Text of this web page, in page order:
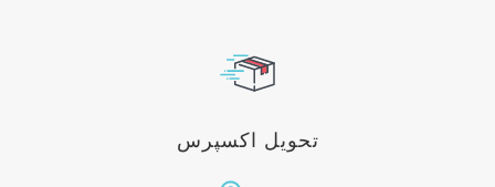
تحویل اکسپرس